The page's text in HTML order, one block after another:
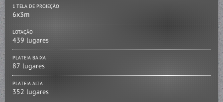
1 TELA DE PROJEÇÃO
6x3m
LOTAÇÃO
439 lugares
PLATEIA BAIXA
87 lugares
PLATEIA ALTA
352 lugares